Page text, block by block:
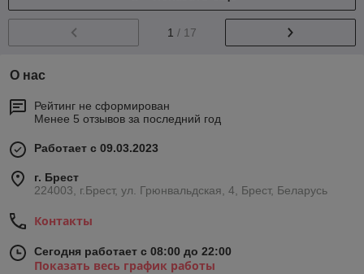
1 / 17
О нас
Рейтинг не сформирован
Менее 5 отзывов за последний год
Работает с 09.03.2023
г. Брест
224003, г.Брест, ул. Грюнвальдская, 4, Брест, Беларусь
Контакты
Сегодня работает с 08:00 до 22:00
Показать весь график работы